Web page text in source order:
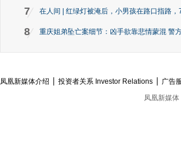
7 在人间 | 红绿灯被淹后，小男孩在路口指路，
8 重庆姐弟坠亡案细节：凶手欲靠悲情蒙混 警
凤凰新媒体介绍 投资者关系 Investor Relations 广告
凤凰新媒体